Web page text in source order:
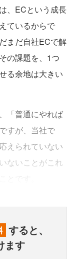
、ECという成長
ているからで
まだ自社ECで解
の課題を、1つ
る余地は大きい
「普通にやれば
すが、当社で
えられていない
ないことがこれ
すると、
ます